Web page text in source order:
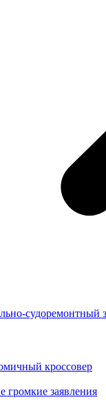
судоремонтный
кроссовер
громкие заявления